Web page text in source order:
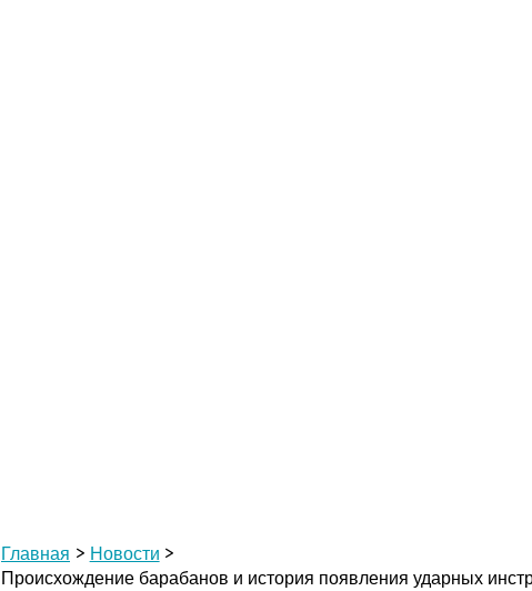
Главная
Новости
Происхождение барабанов и история появления ударных